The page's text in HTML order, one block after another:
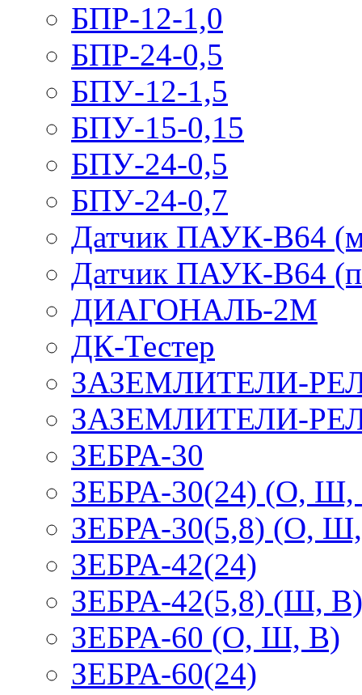
БПР-12-1,0
БПР-24-0,5
БПУ-12-1,5
БПУ-15-0,15
БПУ-24-0,5
БПУ-24-0,7
Датчик ПАУК-В64
Датчик ПАУК-В64
ДИАГОНАЛЬ-2М
ДК-Тестер
ЗАЗЕМЛИТЕЛИ-
ЗАЗЕМЛИТЕЛИ-
ЗЕБРА-30
ЗЕБРА-30(24) (О,
ЗЕБРА-30(5,8) (О,
ЗЕБРА-42(24)
ЗЕБРА-42(5,8) (Ш, В)
ЗЕБРА-60 (О, Ш, В)
ЗЕБРА-60(24)